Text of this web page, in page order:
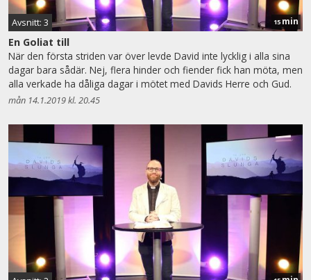
Avsnitt: 3 15 min
En Goliat till
När den första striden var över levde David inte lycklig i alla sina
dagar bara sådär. Nej, flera hinder och fiender fick han möta, men
alla verkade ha dåliga dagar i mötet med Davids Herre och Gud.
mån 14.1.2019 kl. 20.45